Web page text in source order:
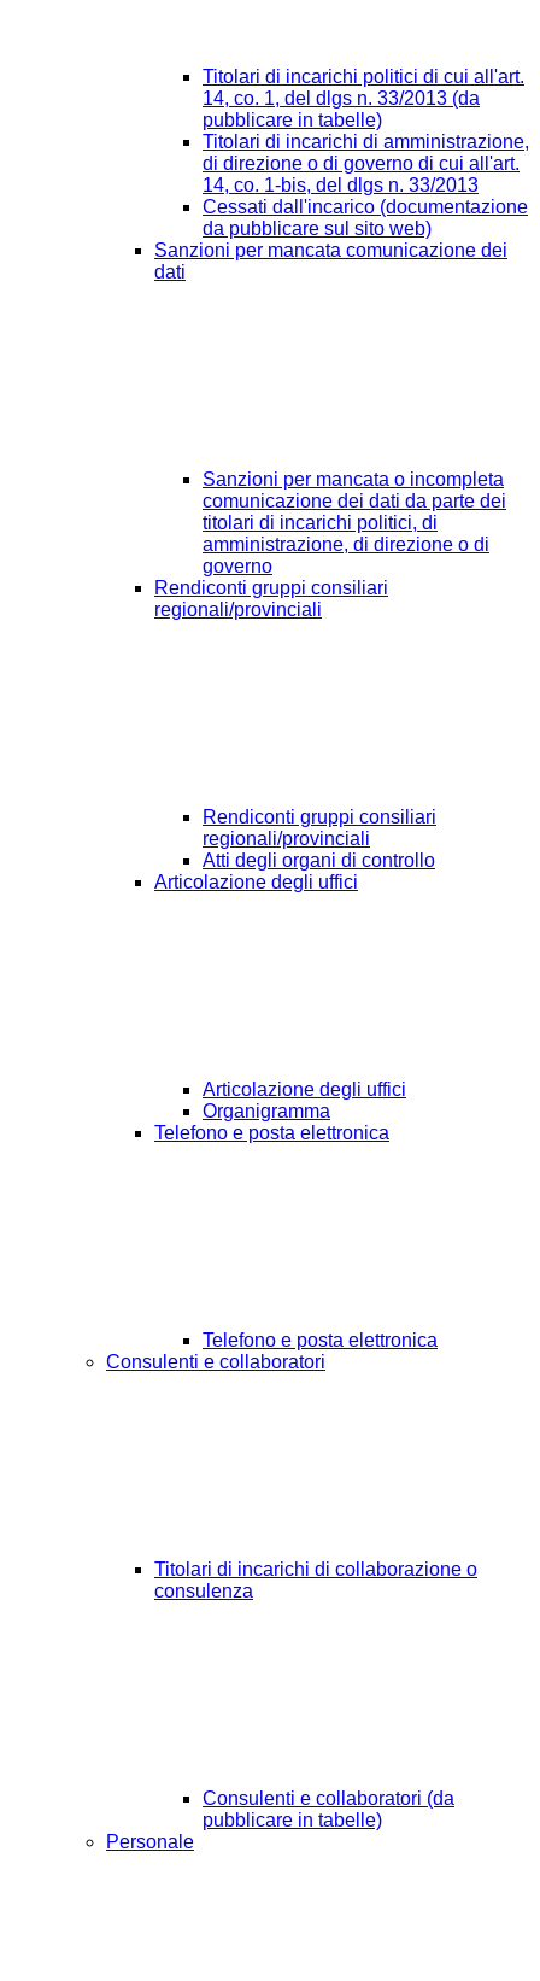
Titolari di incarichi politici di cui all'art.
14, co. 1, del dlgs n. 33/2013 (da
pubblicare in tabelle)
Titolari di incarichi di amministrazione,
di direzione o di governo di cui all'art.
14, co. 1-bis, del dlgs n. 33/2013
Cessati dall'incarico (documentazione
da pubblicare sul sito web)
Sanzioni per mancata comunicazione dei
dati
Sanzioni per mancata o incompleta
comunicazione dei dati da parte dei
titolari di incarichi politici, di
amministrazione, di direzione o di
governo
Rendiconti gruppi consiliari
regionali/provinciali
Rendiconti gruppi consiliari
regionali/provinciali
Atti degli organi di controllo
Articolazione degli uffici
Articolazione degli uffici
Organigramma
Telefono e posta elettronica
Telefono e posta elettronica
Consulenti e collaboratori
Titolari di incarichi di collaborazione o
consulenza
Consulenti e collaboratori (da
pubblicare in tabelle)
Personale